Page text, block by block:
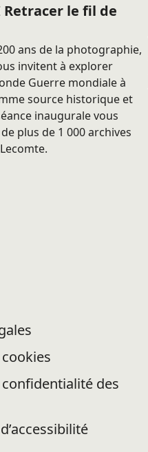
le fil de
ans de la photographie,
invitent à explorer
Guerre mondiale à
source historique et
inaugurale vous
plus de 1 000 archives
des